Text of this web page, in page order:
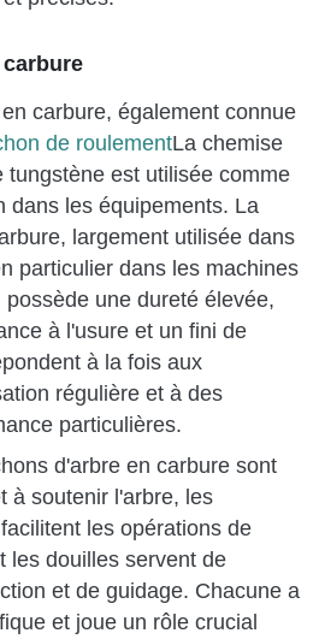
carbure, également connue
de roulementLa chemise
tungstène est utilisée comme
dans les équipements. La
largement utilisée dans
particulier dans les machines
une dureté élevée,
à l'usure et un fini de
à la fois aux
régulière et à des
particulières.
d'arbre en carbure sont
à soutenir l'arbre, les
les opérations de
les douilles servent de
et de guidage. Chacune a
et joue un rôle crucial